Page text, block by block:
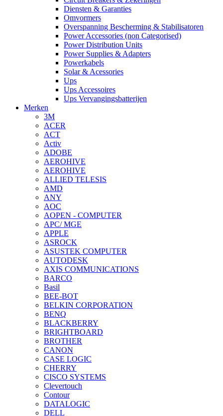
Diensten & Garanties
Omvormers
Overspanning Bescherming & Stabilisatoren
Power Accessories (non Categorised)
Power Distribution Units
Power Supplies & Adapters
Powerkabels
Solar & Acessories
Ups
Ups Accessoires
Ups Vervangingsbatterijen
Merken
3M
ACER
ACT
Activ
ADOBE
AEROHIVE
AEROHIVE
ALLIED TELESIS
AMD
ANY
AOC
AOPEN - COMPUTER
APC/ MGE
APPLE
ASROCK
ASUSTEK COMPUTER
AUTODESK
AXIS COMMUNICATIONS
BARCO
Basil
BEE-BOT
BELKIN CORPORATION
BENQ
BLACKBERRY
BRIGHTBOARD
BROTHER
CANON
CASE LOGIC
CHERRY
CISCO SYSTEMS
Clevertouch
Contour
DATALOGIC
DELL